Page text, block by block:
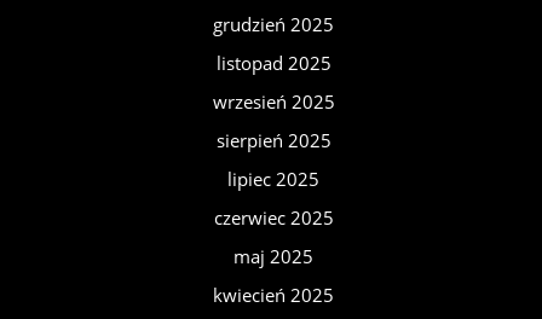
grudzień 2025
listopad 2025
wrzesień 2025
sierpień 2025
lipiec 2025
czerwiec 2025
maj 2025
kwiecień 2025